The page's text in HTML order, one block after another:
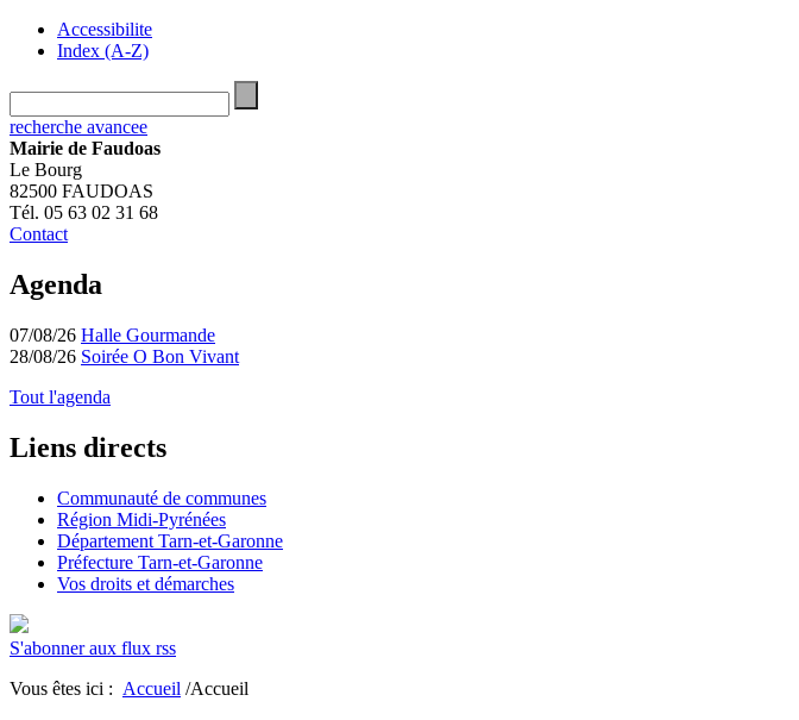
Accessibilite
Index (A-Z)
recherche avancee
Mairie de Faudoas
Le Bourg
82500 FAUDOAS
Tél. 05 63 02 31 68
Contact
Agenda
07/08/26 Halle Gourmande
28/08/26 Soirée O Bon Vivant
Tout l'agenda
Liens directs
Communauté de communes
Région Midi-Pyrénées
Département Tarn-et-Garonne
Préfecture Tarn-et-Garonne
Vos droits et démarches
S'abonner aux flux rss
Vous êtes ici : Accueil /Accueil